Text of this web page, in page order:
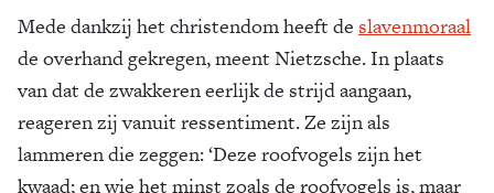
Mede dankzij het christendom heeft de slavenmoraal
de overhand gekregen, meent Nietzsche. In plaats
van dat de zwakkeren eerlijk de strijd aangaan,
reageren zij vanuit ressentiment. Ze zijn als
lammeren die zeggen: ‘Deze roofvogels zijn het
kwaad; en wie het minst zoals de roofvogels is, maar